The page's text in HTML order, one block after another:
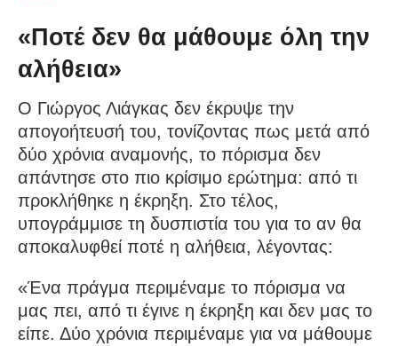
«Ποτέ δεν θα μάθουμε όλη την
αλήθεια»
Ο Γιώργος Λιάγκας δεν έκρυψε την
απογοήτευσή του, τονίζοντας πως μετά από
δύο χρόνια αναμονής, το πόρισμα δεν
απάντησε στο πιο κρίσιμο ερώτημα: από τι
προκλήθηκε η έκρηξη. Στο τέλος,
υπογράμμισε τη δυσπιστία του για το αν θα
αποκαλυφθεί ποτέ η αλήθεια, λέγοντας:
«Ένα πράγμα περιμέναμε το πόρισμα να
μας πει, από τι έγινε η έκρηξη και δεν μας το
είπε. Δύο χρόνια περιμέναμε για να μάθουμε